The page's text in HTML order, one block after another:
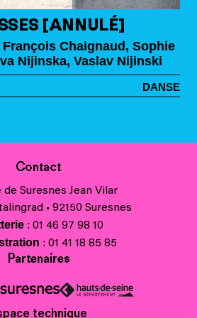
[ANNULÉ]
Chaignaud, Sophie
Nijinska, Vaslav Nijinski
DANSE
Contact
Suresnes Jean Vilar
• 92150 Suresnes
: 01 46 97 98 10
: 01 41 18 85 85
Partenaires
technique